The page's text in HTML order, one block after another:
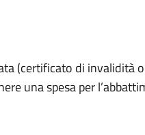
(certificato di invalidità o
una spesa per